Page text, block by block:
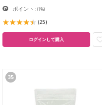
ポイント :(1%)
(25)
ログインして購入
35